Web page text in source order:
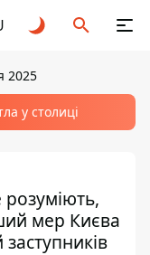
2025
у столиці
мер Києва